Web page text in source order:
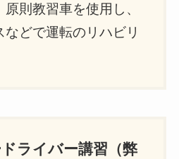
則教習車を使用し、
どで運転のリハビリ
ライバー講習（弊